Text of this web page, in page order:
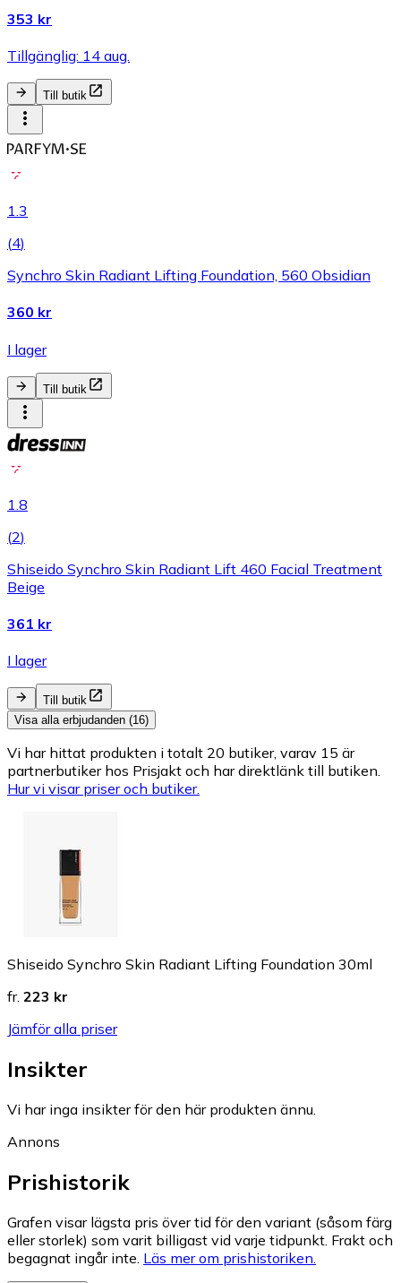
353 kr
Tillgänglig: 14 aug.
Till butik
1.3
(4)
Synchro Skin Radiant Lifting Foundation, 560 Obsidian
360 kr
I lager
Till butik
1.8
(2)
Shiseido Synchro Skin Radiant Lift 460 Facial Treatment
Beige
361 kr
I lager
Till butik
Visa alla erbjudanden (16)
Vi har hittat produkten i totalt 20 butiker, varav 15 är
partnerbutiker hos Prisjakt och har direktlänk till butiken.
Hur vi visar priser och butiker.
Shiseido Synchro Skin Radiant Lifting Foundation 30ml
fr. 223 kr
Jämför alla priser
Insikter
Vi har inga insikter för den här produkten ännu.
Annons
Prishistorik
Grafen visar lägsta pris över tid för den variant (såsom färg
eller storlek) som varit billigast vid varje tidpunkt. Frakt och
begagnat ingår inte. Läs mer om prishistoriken.